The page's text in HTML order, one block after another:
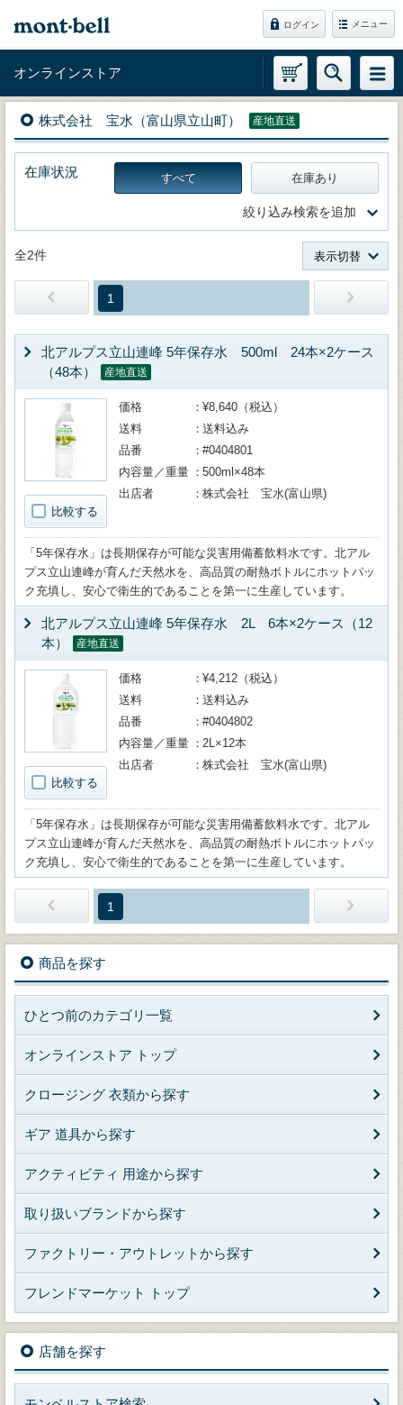
ログイン メニュー
オンラインストア
株式会社 宝水（富山県立山町） 産地直送
在庫状況 すべて 在庫あり
絞り込み検索を追加
全2件 表示切替
1
北アルプス立山連峰 5年保存水 500ml 24本×2ケース
（48本）
産地直送
比較する
価格
¥8,640（税込）
送料
送料込み
品番
#0404801
内容量／重量
500ml×48本
出店者
株式会社 宝水(富山県)
「5年保存水」は長期保存が可能な災害用備蓄飲料水です。北アル
プス立山連峰が育んだ天然水を、高品質の耐熱ボトルにホットパッ
ク充填し、安心で衛生的であることを第一に生産しています。
北アルプス立山連峰 5年保存水 2L 6本×2ケース（12
本）
産地直送
比較する
価格
¥4,212（税込）
送料
送料込み
品番
#0404802
内容量／重量
2L×12本
出店者
株式会社 宝水(富山県)
「5年保存水」は長期保存が可能な災害用備蓄飲料水です。北アル
プス立山連峰が育んだ天然水を、高品質の耐熱ボトルにホットパッ
ク充填し、安心で衛生的であることを第一に生産しています。
1
商品を探す
ひとつ前のカテゴリ一覧
オンラインストア トップ
クロージング 衣類から探す
ギア 道具から探す
アクティビティ 用途から探す
取り扱いブランドから探す
ファクトリー・アウトレットから探す
フレンドマーケット トップ
店舗を探す